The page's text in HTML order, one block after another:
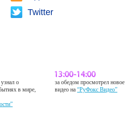
Twitter
о
в мире,
за обедом просмотрел новое
видео на“РуФокс Видео”